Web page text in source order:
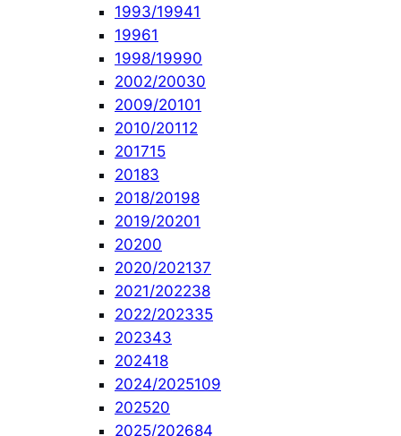
1993/19941
19961
1998/19990
2002/20030
2009/20101
2010/20112
201715
20183
2018/20198
2019/20201
20200
2020/202137
2021/202238
2022/202335
202343
202418
2024/2025109
202520
2025/202684